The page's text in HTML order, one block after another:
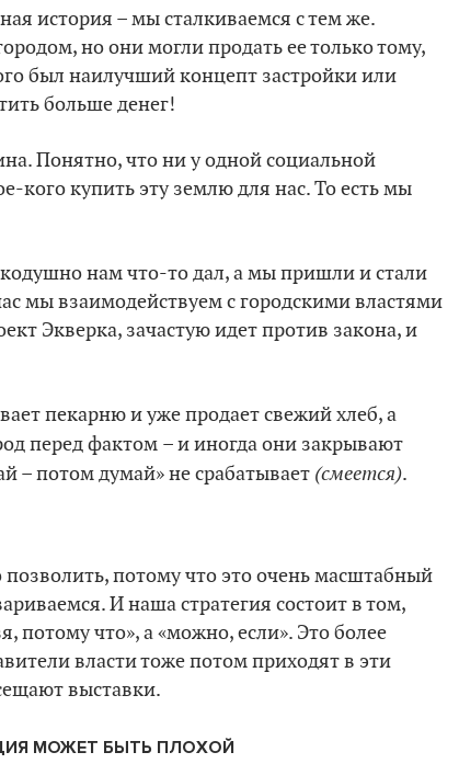
история – мы сталкиваемся с тем же.
но они могли продать ее только тому,
был наилучший концепт застройки или
больше денег!
Понятно, что ни у одной социальной
кого купить эту землю для нас. То есть мы
нам что-то дал, а мы пришли и стали
мы взаимодействуем с городскими властями
Экверка, зачастую идет против закона, и
пекарню и уже продает свежий хлеб, а
перед фактом – и иногда они закрывают
– потом думай» не срабатывает (смеется).
потому что это очень масштабный
И наша стратегия состоит в том,
потому что», а «можно, если». Это более
власти тоже потом приходят в эти
выставки.
МОЖЕТ БЫТЬ ПЛОХОЙ